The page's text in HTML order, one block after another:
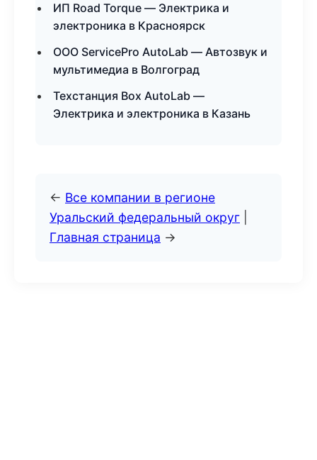
ИП Road Torque — Электрика и
электроника в Красноярск
ООО ServicePro AutoLab — Автозвук и
мультимедиа в Волгоград
Техстанция Box AutoLab —
Электрика и электроника в Казань
← Все компании в регионе
Уральский федеральный округ
Главная страница →